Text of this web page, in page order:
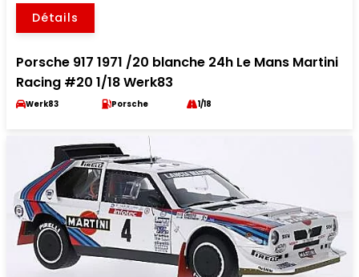
Détails
Porsche 917 1971 /20 blanche 24h Le Mans Martini
Racing #20 1/18 Werk83
Werk83 Porsche 1/18